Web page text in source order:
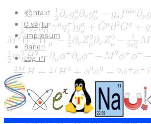
Kontakt
O sajtu
Impresum
Baneri
Log in